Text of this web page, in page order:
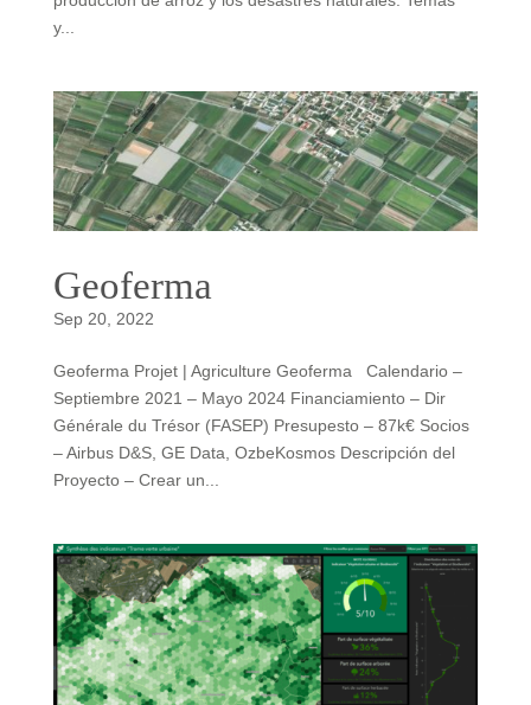
y...
Geoferma
Sep 20, 2022
Geoferma Projet | Agriculture Geoferma Calendario –
Septiembre 2021 – Mayo 2024 Financiamiento – Dir
Générale du Trésor (FASEP) Presupesto – 87k€ Socios
– Airbus D&S, GE Data, OzbeKosmos Descripción del
Proyecto – Crear un...